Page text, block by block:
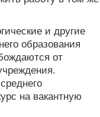
и другие
образования
от
на вакантную